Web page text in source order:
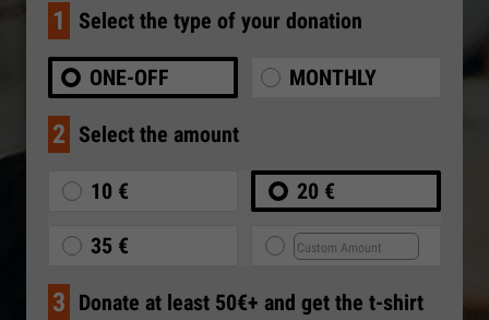
1 Select the type of your donation
ONE-OFF MONTHLY
2 Select the amount
10 € 20 €
35 €
3 Donate at least 50€+ and get the t-shirt